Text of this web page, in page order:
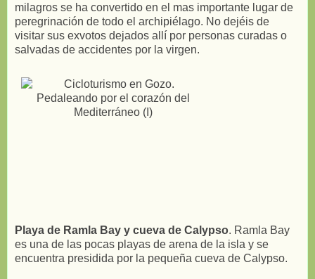
milagros se ha convertido en el mas importante lugar de
peregrinación de todo el archipiélago. No dejéis de
visitar sus exvotos dejados allí por personas curadas o
salvadas de accidentes por la virgen.
Playa de Ramla Bay y cueva de Calypso. Ramla Bay
es una de las pocas playas de arena de la isla y se
encuentra presidida por la pequeña cueva de Calypso.